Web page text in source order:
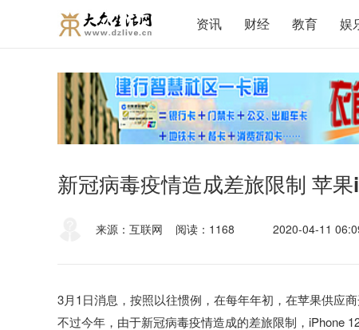
资讯 财经 教育 娱
新冠病毒疫情造成差旅限制 苹
来源：互联网 阅读：1168 2020-04-11
3月1日消息，按照以往惯例，在每年年初，在苹果供应
不过今年，由于新冠病毒疫情造成的差旅限制，iPhone